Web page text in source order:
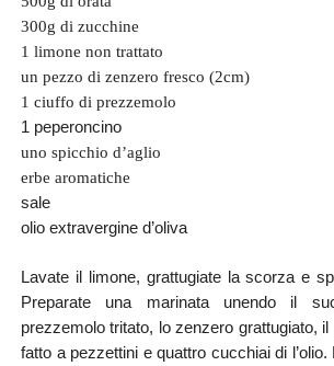
300g di zucchine
1 limone non trattato
un pezzo di zenzero fresco (2cm)
1 ciuffo di prezzemolo
1 peperoncino
uno spicchio d’aglio
erbe aromatiche
sale
olio extravergine d’oliva
Lavate il limone, grattugiate la scorza e
Preparate una marinata unendo il
prezzemolo tritato, lo zenzero grattugiato, il
fatto a pezzettini e quattro cucchiai di